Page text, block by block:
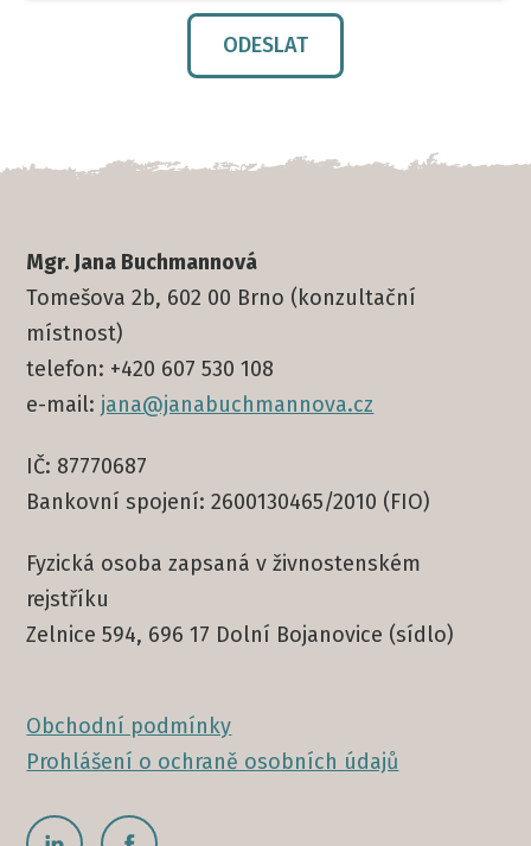
ODESLAT
Mgr. Jana Buchmannová
Tomešova 2b, 602 00 Brno (konzultační
místnost)
telefon: +420 607 530 108
e-mail: jana@janabuchmannova.cz
IČ: 87770687
Bankovní spojení: 2600130465/2010 (FIO)
Fyzická osoba zapsaná v živnostenském
rejstříku
Zelnice 594, 696 17 Dolní Bojanovice (sídlo)
Obchodní podmínky
Prohlášení o ochraně osobních údajů